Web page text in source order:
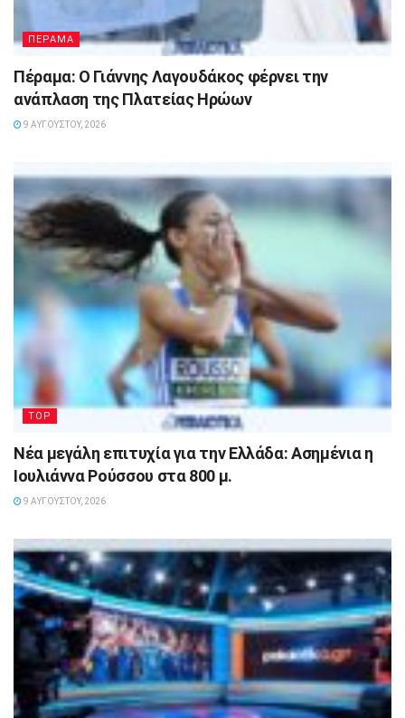
ΠΕΡΑΜΑ
Πέραμα: Ο Γιάννης Λαγουδάκος φέρνει την
ανάπλαση της Πλατείας Ηρώων
9 ΑΥΓΟΎΣΤΟΥ, 2026
TOP
Νέα μεγάλη επιτυχία για την Ελλάδα: Ασημένια η
Ιουλιάννα Ρούσσου στα 800 μ.
9 ΑΥΓΟΎΣΤΟΥ, 2026